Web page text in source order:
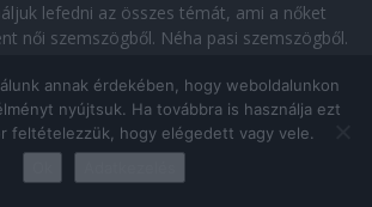
lefedni az összes témát, ami a nőket
női szemszögből. Néha pasi szemszögből.
kikapcsolódásra vágysz!
- mymirror.huADATKEZELÉSI TÁJÉKOZTATÓ
Impresszum
annak érdekében, hogy weboldalunkon
nyújtsuk. Ha továbbra is használja ezt
feltételezzük, hogy elégedett vagy vele.